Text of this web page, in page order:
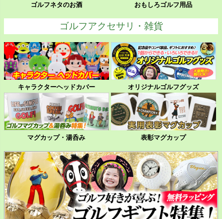
ゴルフネタのお酒 おもしろゴルフ用品
ゴルフアクセサリ・雑貨
キャラクターヘッドカバー オリジナルゴルフグッズ
マグカップ・湯呑み 表彰マグカップ